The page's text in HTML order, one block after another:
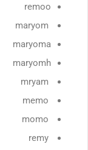
remoo
maryoma
maryomh